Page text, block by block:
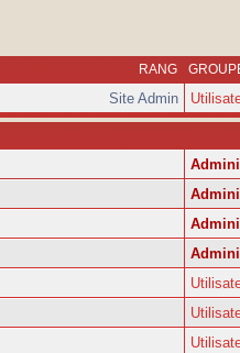
RANG
Site Admin